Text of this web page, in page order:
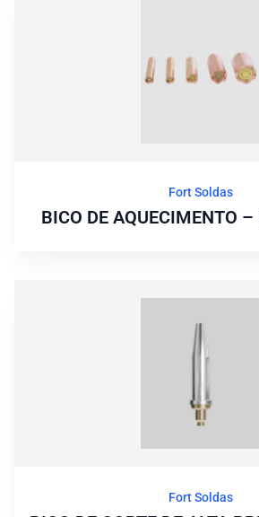
Fort Soldas
BICO DE AQUECIMENTO
Fort Soldas